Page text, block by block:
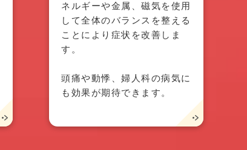
ネルギーや金属、磁気を使用
して全体のバランスを整える
ことにより症状を改善しま
す。
頭痛や動悸、婦人科の病気に
も効果が期待できます。